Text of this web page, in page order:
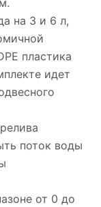
на 3 и 6 л,
пластика
идет
поток воды
от 0 до